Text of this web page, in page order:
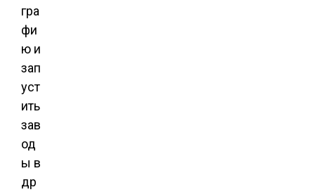
гра
фи
ю и
зап
уст
ить
зав
од
ы в
др